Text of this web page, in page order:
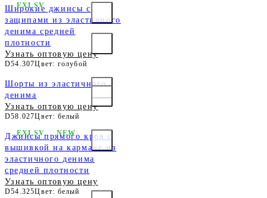
Широкие джинсы с
защипами из эластичного
денима средней
плотности
Узнать оптовую цену
D54.307Цвет: голубой
EXLSV
Шорты из эластичного
денима
Узнать оптовую цену
D58.027Цвет: белый
Джинсы прямого кроя с
вышивкой на кармане из
эластичного денима
средней плотности
Узнать оптовую цену
D54.325Цвет: белый
EXLSV NEW